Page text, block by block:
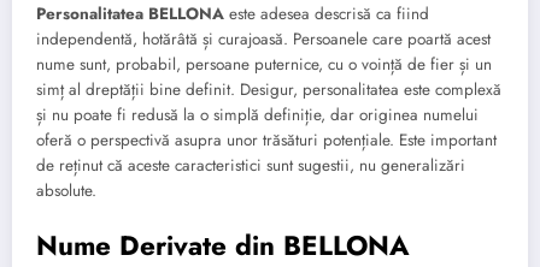
Personalitatea BELLONA este adesea descrisă ca fiind
independentă, hotărâtă și curajoasă. Persoanele care poartă acest
nume sunt, probabil, persoane puternice, cu o voință de fier și un
simț al dreptății bine definit. Desigur, personalitatea este complexă
și nu poate fi redusă la o simplă definiție, dar originea numelui
oferă o perspectivă asupra unor trăsături potențiale. Este important
de reținut că aceste caracteristici sunt sugestii, nu generalizări
absolute.
Nume Derivate din BELLONA